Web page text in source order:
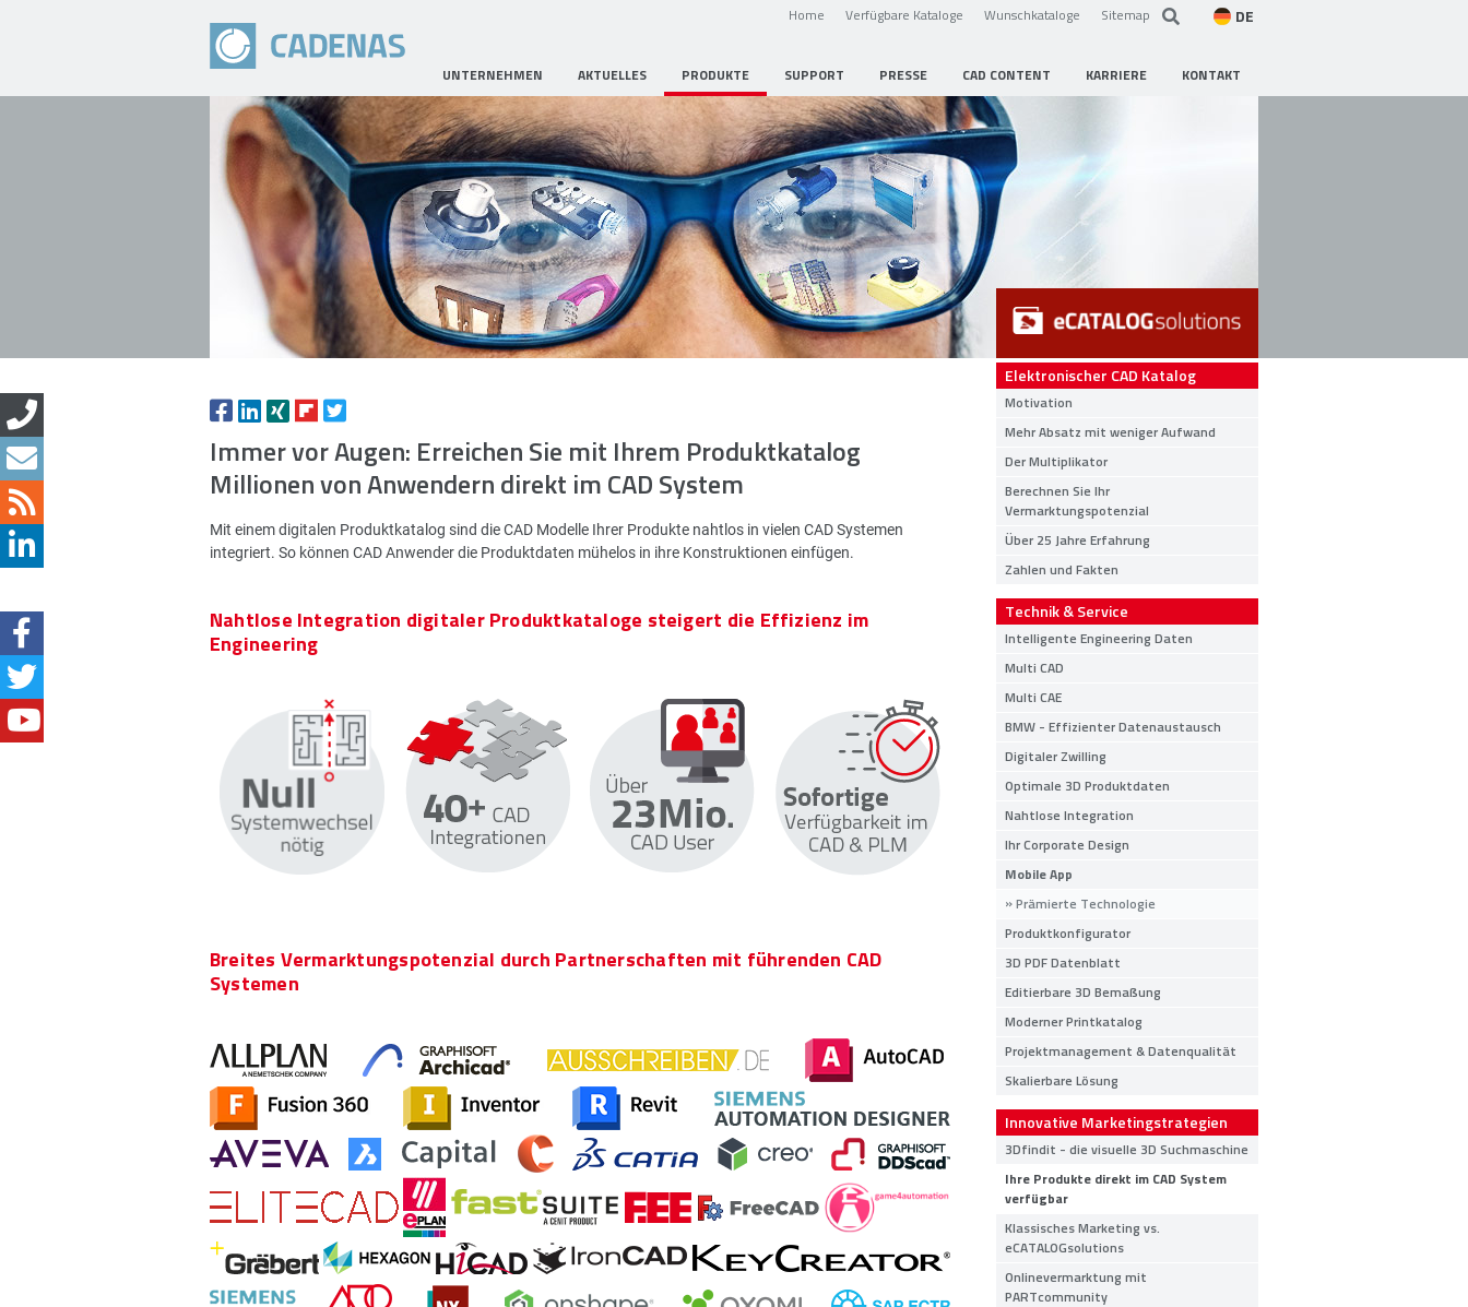
Home Verfügbare Kataloge Wunschkataloge Sitemap DE
UNTERNEHMEN AKTUELLES PRODUKTE SUPPORT PRESSE CAD CONTENT KARRIERE KONTAKT
Immer vor Augen: Erreichen Sie mit Ihrem Produktkatalog
Millionen von Anwendern direkt im CAD System
Mit einem digitalen Produktkatalog sind die CAD Modelle Ihrer Produkte nahtlos in vielen CAD Systemen
integriert. So können CAD Anwender die Produktdaten mühelos in ihre Konstruktionen einfügen.
Nahtlose Integration digitaler Produktkataloge steigert die Effizienz im
Engineering
Breites Vermarktungspotenzial durch Partnerschaften mit führenden CAD
Systemen
Elektronischer CAD Katalog
Motivation
Mehr Absatz mit weniger Aufwand
Der Multiplikator
Berechnen Sie Ihr
Vermarktungspotenzial
Über 25 Jahre Erfahrung
Zahlen und Fakten
Technik & Service
Intelligente Engineering Daten
Multi CAD
Multi CAE
BMW - Effizienter Datenaustausch
Digitaler Zwilling
Optimale 3D Produktdaten
Nahtlose Integration
Ihr Corporate Design
Mobile App
Prämierte Technologie
Produktkonfigurator
3D PDF Datenblatt
Editierbare 3D Bemaßung
Moderner Printkatalog
Projektmanagement & Datenqualität
Skalierbare Lösung
Innovative Marketingstrategien
3Dfindit - die visuelle 3D Suchmaschine
Ihre Produkte direkt im CAD System
verfügbar
Klassisches Marketing vs.
eCATALOGsolutions
Onlinevermarktung mit
PARTcommunity